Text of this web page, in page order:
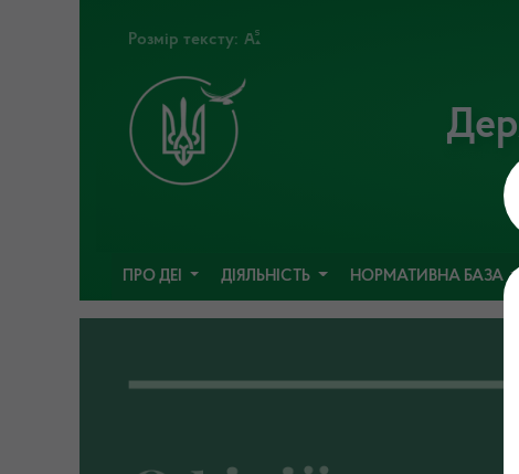
Розмір тексту:
ПРО ДЕІ ДІЯЛЬНІСТЬ НОРМАТИВНА БАЗА